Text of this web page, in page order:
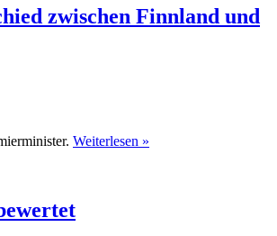
zwischen Finnland und
Weiterlesen »